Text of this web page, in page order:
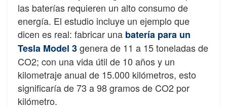
las baterías requieren un alto consumo de
energía. El estudio incluye un ejemplo que
dicen es real: fabricar una batería para un
Tesla Model 3genera de 11 a 15 toneladas de
CO2; con una vida útil de 10 años y un
kilometraje anual de 15.000 kilómetros, esto
significaría de 73 a 98 gramos de CO2 por
kilómetro.